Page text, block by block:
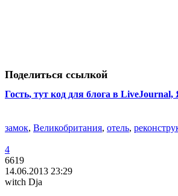
Поделиться ссылкой
Гость, тут код для блога в
замок, Великобритания, отель,
4
6619
14.06.2013 23:29
witch Dja